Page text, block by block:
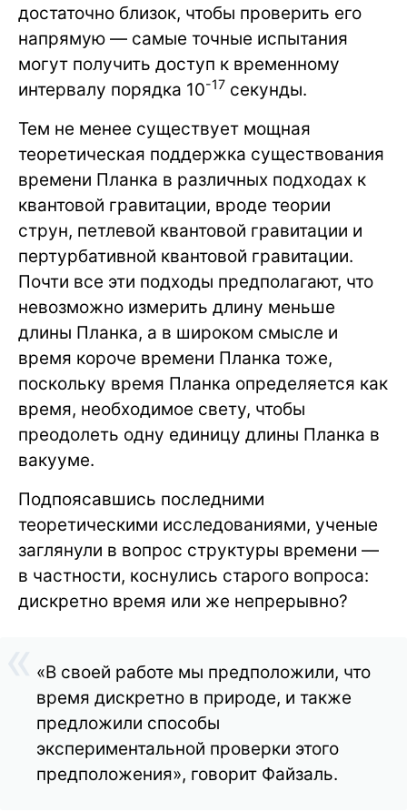
достаточно близок, чтобы проверить его
напрямую — самые точные испытания
могут получить доступ к временному
интервалу порядка 10-17 секунды.
Тем не менее существует мощная
теоретическая поддержка существования
времени Планка в различных подходах к
квантовой гравитации, вроде теории
струн, петлевой квантовой гравитации и
пертурбативной квантовой гравитации.
Почти все эти подходы предполагают, что
невозможно измерить длину меньше
длины Планка, а в широком смысле и
время короче времени Планка тоже,
поскольку время Планка определяется как
время, необходимое свету, чтобы
преодолеть одну единицу длины Планка в
вакууме.
Подпоясавшись последними
теоретическими исследованиями, ученые
заглянули в вопрос структуры времени —
в частности, коснулись старого вопроса:
дискретно время или же непрерывно?
«В своей работе мы предположили, что
время дискретно в природе, и также
предложили способы
экспериментальной проверки этого
предположения», говорит Файзаль.